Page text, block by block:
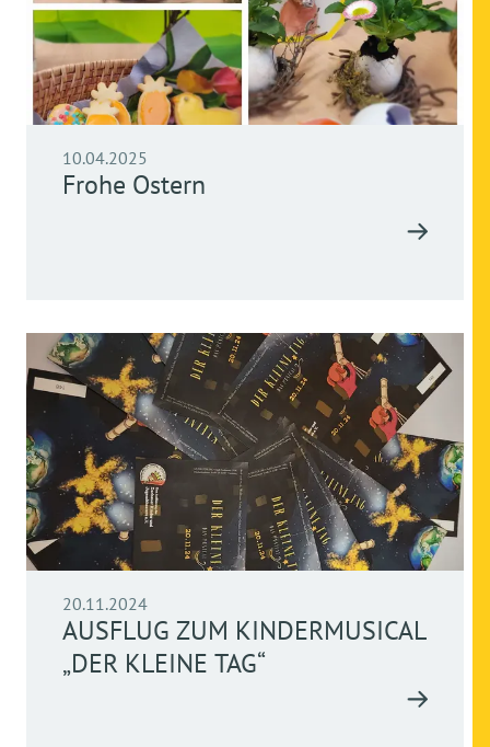
10.04.2025
Frohe Ostern
20.11.2024
AUSFLUG ZUM KINDERMUSICAL
„DER KLEINE TAG“